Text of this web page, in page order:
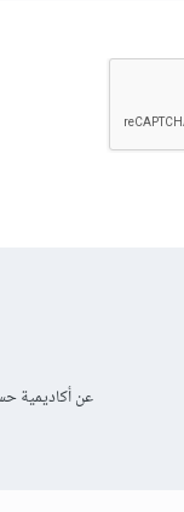
عن أكاديمية